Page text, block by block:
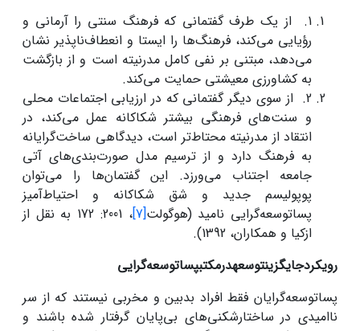
1. از یک طرف گفتمانی که فرهنگ سنتی را آرمانی و
رؤیایی می‌کند، فرهنگ‌ها را ایستا و انعطاف‌ناپذیر نشان
می‌دهد، مبتنی بر نفی کامل مدرنیته است و از بازگشت
به کشاورزی معیشتی حمایت می‌کند.
2. از سوی دیگر گفتمانی که در ارزیابی اجتماعات محلی
و سنت‌های فرهنگی بیشتر شکاکانه عمل می‌کند، در
انتقاد از مدرنیته محتاط‌تر است، دیدگاهی ساخت‌گرایانه
به فرهنگ دارد و از ترسیم مدل صورت‌بندی‌های آتی
جامعه اجتناب می‌ورزد. این گفتمان‌ها را می‌توان
پوپولیسم جدید و شق شکاکانه و احتیاط‌آمیز
پساتوسعه‌گرایی نامید (هوگولت[7]
، 2001: 172 به نقل از
ازکیا و همکاران، 1392).
رویکردجایگزینتوسعهدرمکتبپساتوسعه‌گرایی
پساتوسعه‌گرایان فقط افراد بدبین و مخربی نیستند که از سر
ناامیدی در ساختارشکنی‌های بی‌پایان گرفتار شده باشند و